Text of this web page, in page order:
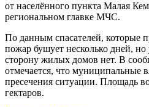
от населённого пункта Малая
региональном главке МЧС.
По данным спасателей, которые
пожар бушует несколько дней, но
сторону жилых домов нет. В
отмечается, что муниципальные
пресечения ситуации. Площадь
гектаров.